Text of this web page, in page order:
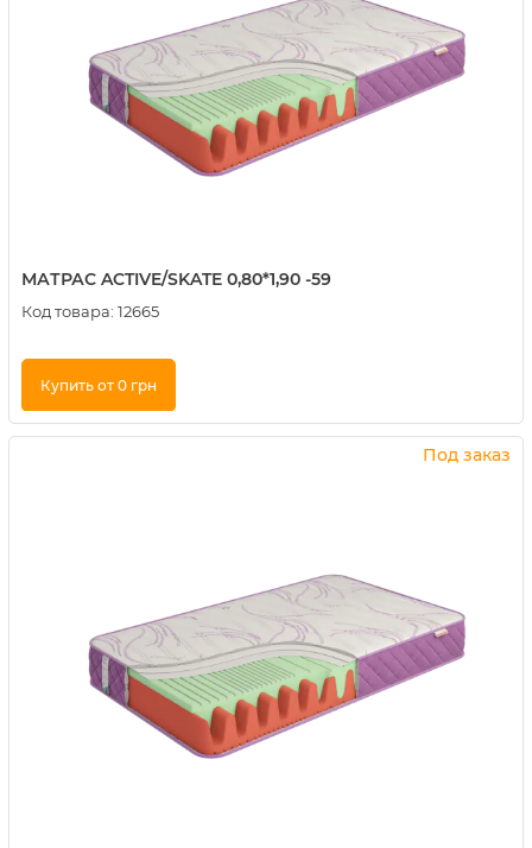
МАТРАС ACTIVE/SKATE 0,80*1,90 -59
Код товара: 12665
Купить от 0 грн
Купить в 1 клик
Под заказ